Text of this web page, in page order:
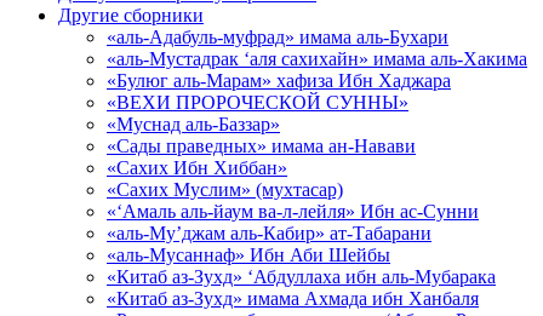
Другие сборники
«аль-Адабуль-муфрад» имама аль-Бухари
«аль-Мустадрак ‘аля сахихайн» имама аль-Хакима
«Булюг аль-Марам» хафиза Ибн Хаджара
«ВЕХИ ПРОРОЧЕСКОЙ СУННЫ»
«Муснад аль-Баззар»
«Сады праведных» имама ан-Навави
«Сахих Ибн Хиббан»
«Сахих Муслим» (мухтасар)
«‘Амаль аль-йаум ва-л-лейля» Ибн ас-Сунни
«аль-Му’джам аль-Кабир» ат-Табарани
«аль-Мусаннаф» Ибн Аби Шейбы
«Китаб аз-Зухд» ‘Абдуллаха ибн аль-Мубарака
«Китаб аз-Зухд» имама Ахмада ибн Ханбаля